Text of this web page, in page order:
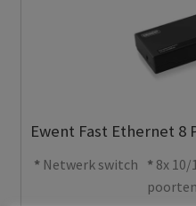
Ewent Fast Ethernet 8
Netwerk switch
8x 10/
poorten